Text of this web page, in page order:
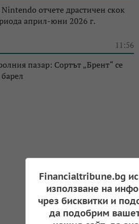
отчете драстичен скок
април-юни 2026 г.
11:56
пазар: Сортът „Брент“ се
Financialtribune.bg
използване на
чрез бисквитки и
да подобрим